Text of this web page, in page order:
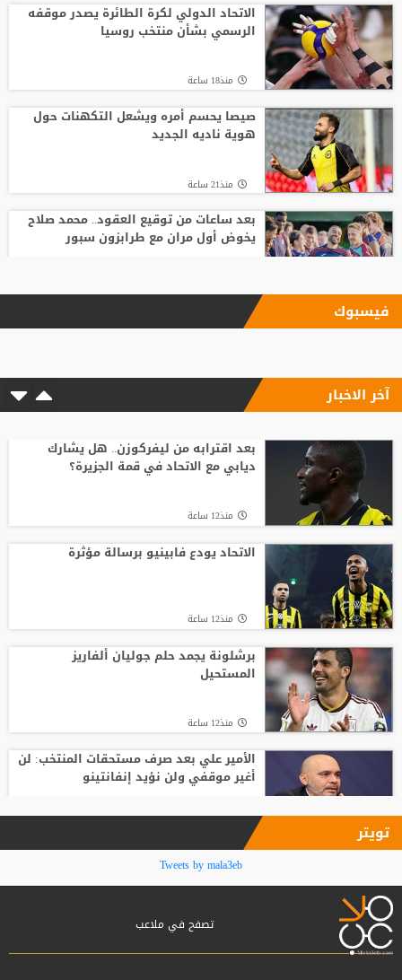
الاتحاد الدولي لكرة الطائرة يصدر موقفه
الرسمي بشأن منتخب روسيا
منذ18 ساعة
صيصا يحسم أمره ويشعل التكهنات حول
هوية ناديه الجديد
منذ21 ساعة
بعد ساعات من توقيع العقود.. محمد صلاح
يخوض أول مران مع طرابزون سبور
الاتحاد يودع فابينيو برسالة مؤثرة
رابطة وطنية يعارض ترشيح القطري الخليفي
الفيفا يصرف مكافآت الأردن والأمير علي
يؤكد مجددا عدم دعمه لإنفانتينو
بعمر 16 عاما.. لاعب يدخل تاريخ سبارتاك
موسكو برقم قياسي جديد
فيسبوك
آخر الاخبار
بعد اقترابه من ليفركوزن.. هل يشارك
ديابي مع الاتحاد في قمة الجزيرة؟
منذ12 ساعة
الاتحاد يودع فابينيو برسالة مؤثرة
منذ12 ساعة
برشلونة يجمد حلم جوليان ألفاريز
المستحيل
منذ12 ساعة
الأمير علي بعد صرف مستحقات المنتخب: لن
أغير موقفي ولن نؤيد إنفانتينو
فينيسيوس جونيور يمدد عقده مع ريال
مدريد حتى 2032
تويتر
Tweets by mala3eb
تصفح في ملاعب